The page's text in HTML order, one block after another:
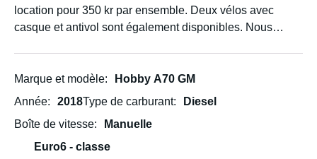
location pour 350 kr par ensemble. Deux vélos avec
casque et antivol sont également disponibles. Nous
Marque et modèle
Hobby A70 GM
Année
2018Type de carburant
Diesel
Boîte de vitesse
Manuelle
Euro6 - classe